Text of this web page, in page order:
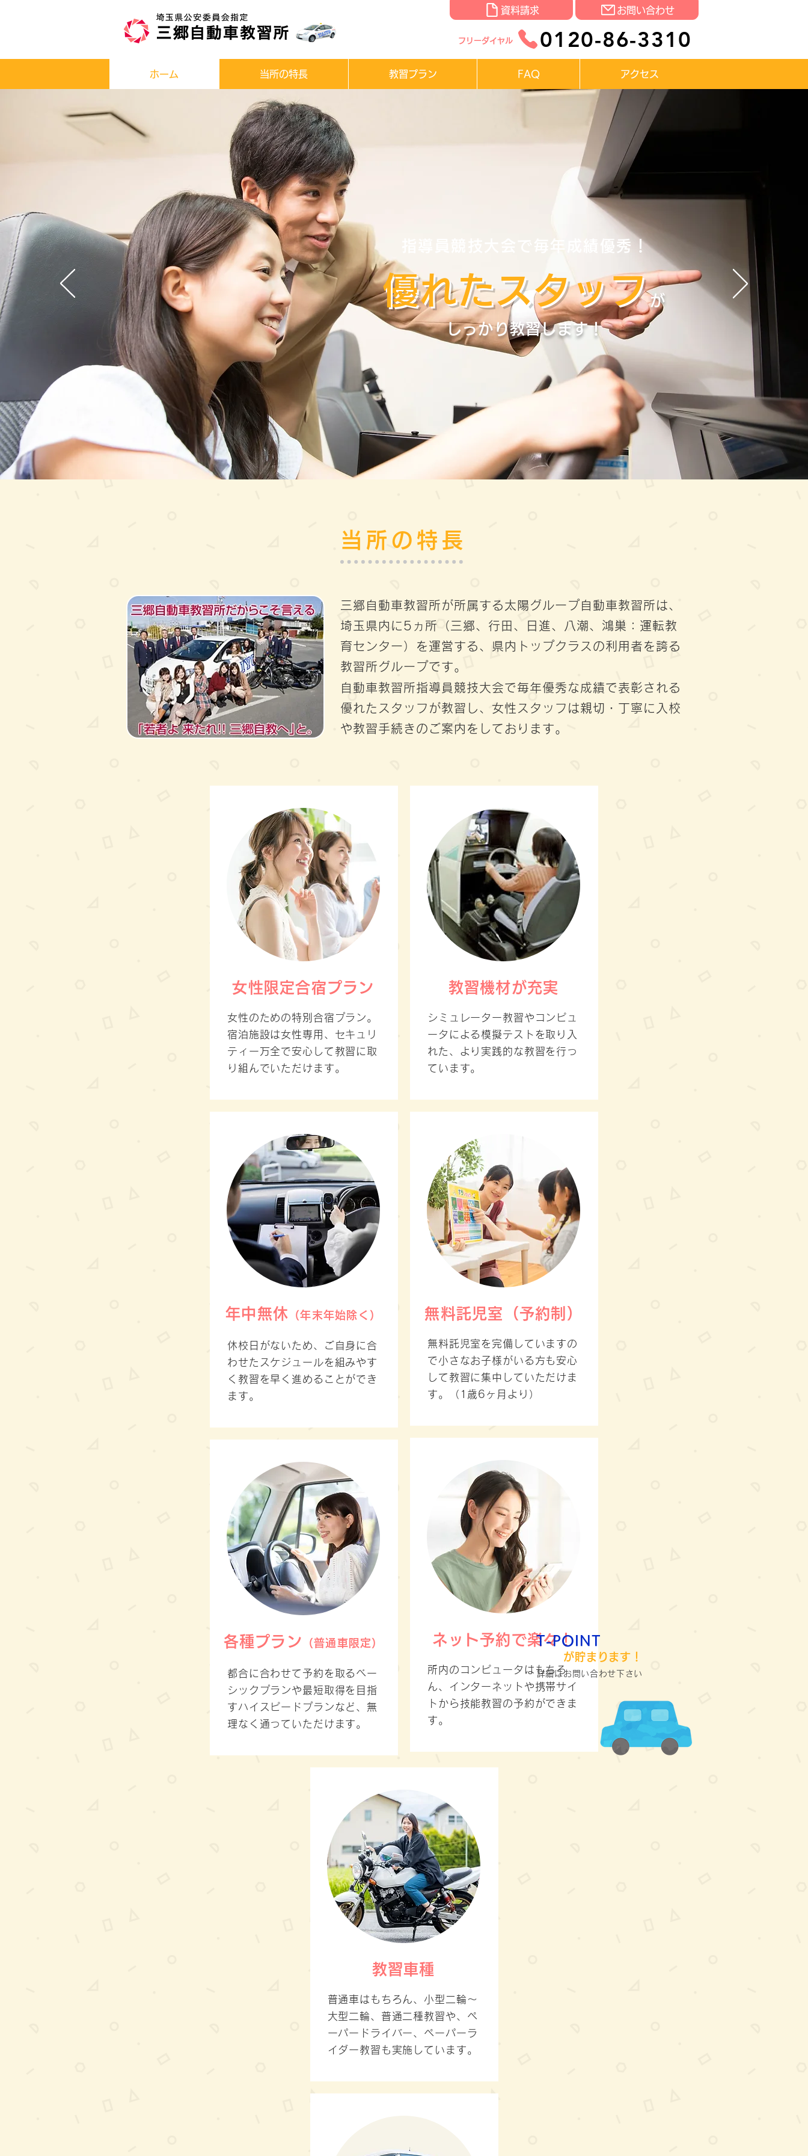
資料請求 お問い合わせ
0120-86-3310
フリーダイヤル
ホーム 当所の特長 教習プラン FAQ アクセス
指導員競技大会で毎年成績優秀！
優れたスタッフが
しっかり教習します！
当所の特長
三郷自動車教習所が所属する太陽グループ自動車教習所は、
埼玉県内に5ヵ所（三郷、行田、日進、八潮、鴻巣：運転教
育センター）を運営する、県内トップクラスの利用者を誇る
教習所グループです。
自動車教習所指導員競技大会で毎年優秀な成績で表彰される
優れたスタッフが教習し、女性スタッフは親切・丁寧に入校
や教習手続きのご案内をしております。
女性限定合宿プラン
女性のための特別合宿プラン。
宿泊施設は女性専用、セキュリ
ティー万全で安心して教習に取
り組んでいただけます。
年中無休 （年末年始除く）
休校日がないため、ご自身に合
わせたスケジュールを組みやす
く教習を早く進めることができ
ます。
各種プラン （普通車限定）
都合に合わせて予約を取るベー
シックプランや最短取得を目指
すハイスピードプランなど、無
理なく通っていただけます。
教習機材が充実
シミュレーター教習やコンピュ
ータによる模擬テストを取り入
れた、より実践的な教習を行っ
ています。
無料託児室（予約制）
無料託児室を完備していますの
で小さなお子様がいる方も安心
して教習に集中していただけま
す。（1歳6ヶ月より）
ネット予約で楽々！
所内のコンピュータはもちろ
ん、インターネットや携帯サイ
トから技能教習の予約ができま
す。
教習車種
普通車はもちろん、小型二輪～
大型二輪、普通二種教習や、ペ
ーパードライバー、ペーパーラ
イダー教習も実施しています。
T-POINT
が貯まります！
詳細はお問い合わせ下さい